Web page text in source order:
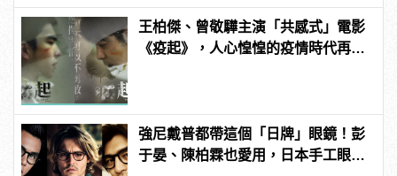
王柏傑、曾敬驊主演「共感式」電影
《疫起》，人心惶惶的疫情時代再度
強尼戴普都帶這個「日牌」眼鏡！彭
于晏、陳柏霖也愛用，日本手工眼鏡